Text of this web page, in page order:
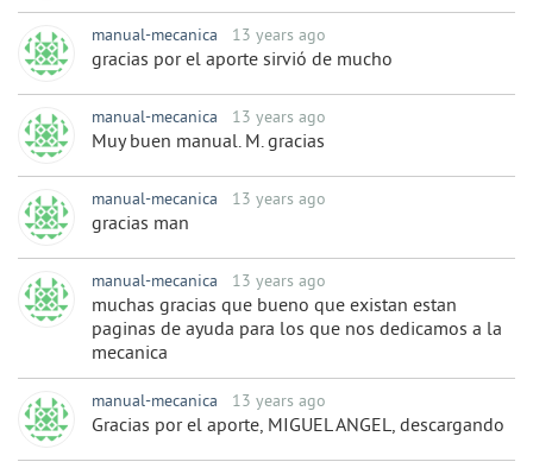
manual-mecanica 13 years ago
gracias por el aporte sirvió de mucho
manual-mecanica 13 years ago
Muy buen manual. M. gracias
manual-mecanica 13 years ago
gracias man
manual-mecanica 13 years ago
muchas gracias que bueno que existan estan
paginas de ayuda para los que nos dedicamos a la
mecanica
manual-mecanica 13 years ago
Gracias por el aporte, MIGUEL ANGEL, descargando